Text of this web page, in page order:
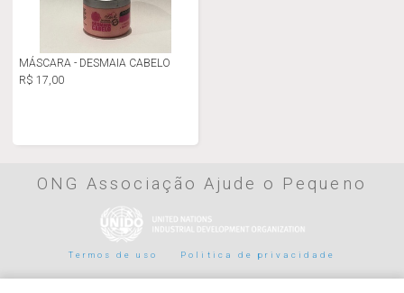
MÁSCARA - DESMAIA CABELO
R$ 17,00
ONG Associação Ajude o Pequeno
Termos de uso Politica de privacidade